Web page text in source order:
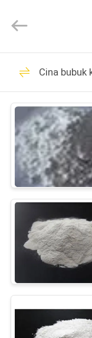
RUMAH
PRODUK
VIDEO
TENTANG
KAMI
TUR
PABRIK
KONTROL
KUALITAS
Imp.&Exp.Co.,Ltd.
Cina bubuk